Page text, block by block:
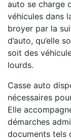
auto se charge
véhicules dans
broyer par la
d’auto, qu’elle
soit des
lourds.
Casse auto
nécessaires
Elle
démarches
documents tels